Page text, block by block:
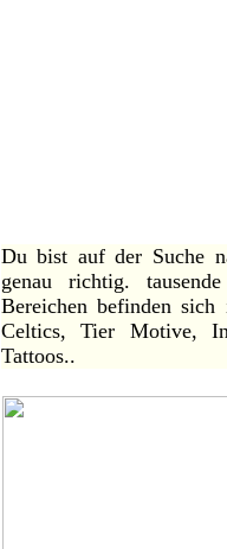
Du bist auf der Suche
genau richtig.
Bereichen befinden
Celtics, Tier Motive,
Tattoos..